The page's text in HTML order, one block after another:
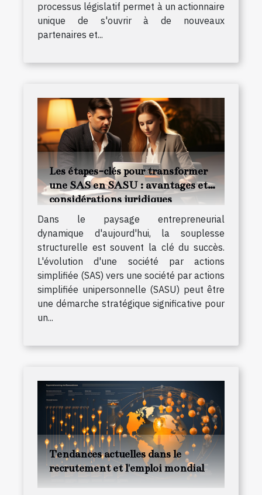
processus législatif permet à un actionnaire
unique de s'ouvrir à de nouveaux
partenaires et...
Les étapes-clés pour transformer
une SAS en SASU : avantages et
considérations juridiques
Dans le paysage entrepreneurial
dynamique d'aujourd'hui, la souplesse
structurelle est souvent la clé du succès.
L'évolution d'une société par actions
simplifiée (SAS) vers une société par actions
simplifiée unipersonnelle (SASU) peut être
une démarche stratégique significative pour
un...
Tendances actuelles dans le
recrutement et l'emploi mondial